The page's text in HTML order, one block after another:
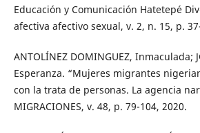
Educación y Comunicación Hatetepé
afectiva afectivo sexual, v. 2, n. 15, p.
ANTOLÍNEZ DOMINGUEZ, Inmaculada;
Esperanza. “Mujeres migrantes
con la trata de personas. La agencia
MIGRACIONES, v. 48, p. 79-104, 2020.